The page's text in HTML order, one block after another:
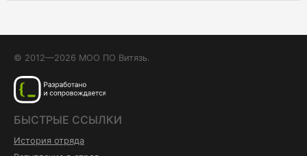
© 2012—2026 МОО ПО Витязь.
БЫСТРЫЕ ССЫЛКИ
История отряда